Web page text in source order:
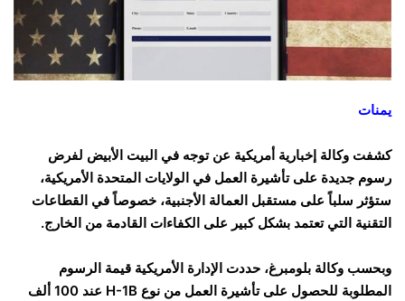
يمنات
كشفت وكالة إخبارية أمريكية عن توجه في البيت الأبيض لفرض
رسوم جديدة على تأشيرة العمل في الولايات المتحدة الأمريكية،
ستؤثر سلباً على مستقبل العمالة الأجنبية، خصوصاً في القطاعات
التقنية التي تعتمد بشكل كبير على الكفاءات القادمة من الخارج.
وبحسب وكالة بلومبرغ، حددت الإدارة الأمريكية قيمة الرسوم
المطلوبة للحصول على تأشيرة العمل من نوع H-1B عند 100 ألف